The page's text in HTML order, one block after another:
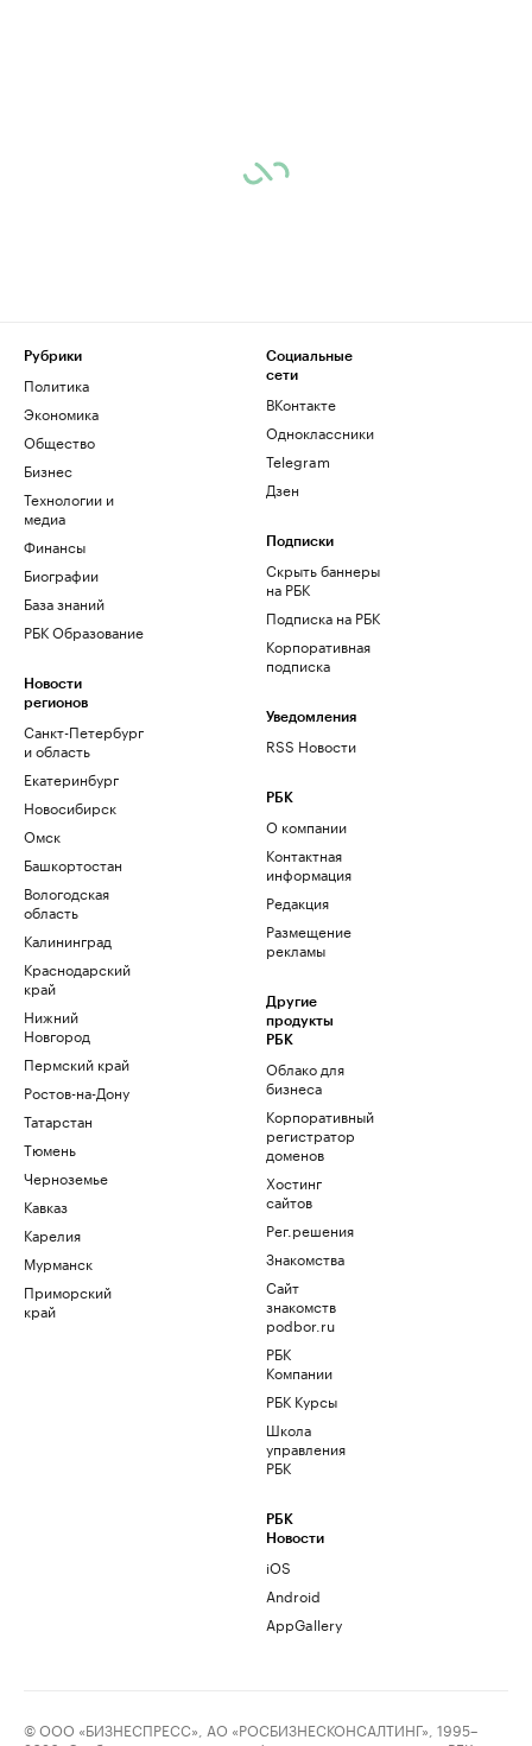
Рубрики
Политика
Экономика
Общество
Бизнес
Технологии и
медиа
Финансы
Биографии
База знаний
РБК Образование
Новости
регионов
Санкт-Петербург
и область
Екатеринбург
Новосибирск
Омск
Башкортостан
Вологодская
область
Калининград
Краснодарский
край
Нижний
Новгород
Пермский край
Ростов-на-Дону
Татарстан
Тюмень
Черноземье
Кавказ
Карелия
Мурманск
Приморский
край
Социальные
сети
ВКонтакте
Одноклассники
Telegram
Дзен
Подписки
Скрыть баннеры
на РБК
Подписка на РБК
Корпоративная
подписка
Уведомления
RSS Новости
РБК
О компании
Контактная
информация
Редакция
Размещение
рекламы
Другие
продукты
РБК
Облако для
бизнеса
Корпоративный
регистратор
доменов
Хостинг
сайтов
Рег.решения
Знакомства
Сайт
знакомств
podbor.ru
РБК
Компании
РБК Курсы
Школа
управления
РБК
РБК
Новости
iOS
Android
AppGallery
© ООО «БИЗНЕСПРЕСС», АО «РОСБИЗНЕСКОНСАЛТИНГ», 1995–